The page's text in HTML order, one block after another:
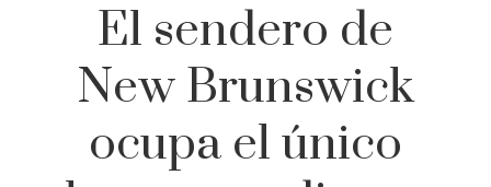
El sendero de
New Brunswick
ocupa el único